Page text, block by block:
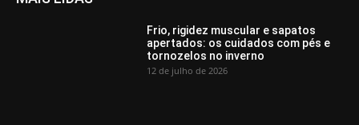
Frio, rigidez muscular e sapatos
apertados: os cuidados com pés e
tornozelos no inverno
12 de julho de 2026